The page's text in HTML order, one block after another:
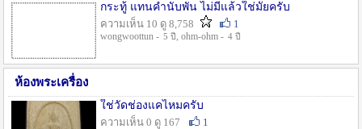
กระทู้ แทนคำนับพัน ไม่มีแล้วใช่มั๊ยครับ
ความเห็น 10 ดู 8,758
1
wongwoottun - 5 ปี , ohm-ohm - 4 ปี
ห้องพระเครื่อง
ใช่วัดช่องแคไหมครับ
ความเห็น 0 ดู 167
1